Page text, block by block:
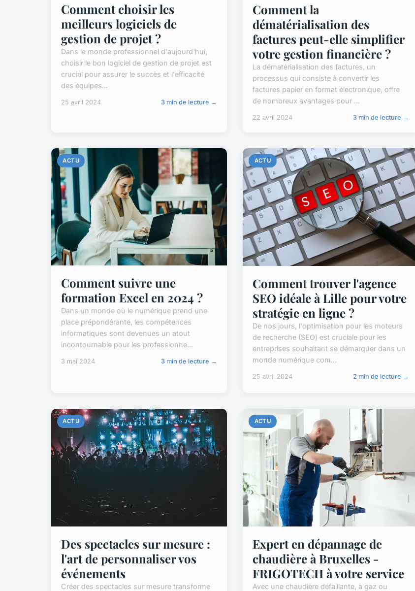
Comment choisir les
meilleurs logiciels de
gestion de projet ?
Dans le monde professionnel d'aujourd'hui,
choisir le bon logiciel de gestion de projet est
crucial pour assurer le succès et l'efficacité
des équipes...
25 avril 2024 3 min de lecture →
Comment la
dématérialisation des
factures peut-elle simplifier
votre gestion financière ?
La dématérialisation des factures, un
processus qui consiste à convertir les
factures papier en format électronique, offre
de nombreux avantages pour ...
22 avril 2024 3 min de lecture →
ACTU
Comment suivre une
formation Excel en 2024 ?
Dans un monde où le numérique prend une
place prépondérante, les compétences
informatiques sont devenues un atout
incontournable pour les professionne...
3 mai 2024 3 min de lecture →
ACTU
Comment trouver l'agence
SEO idéale à Lille pour votre
stratégie en ligne ?
De nos jours, l'optimisation pour les moteurs
de recherche (SEO) est cruciale pour les
entreprises souhaitant se démarquer dans un
monde numérique com...
25 avril 2024 2 min de lecture →
ACTU
Des spectacles sur mesure :
l'art de personnaliser vos
événements
Créer des spectacles sur mesure transforme
ACTU
Expert en dépannage de
chaudière à Bruxelles -
FRIGOTECH à votre service
Avec une chaudière défaillante, à gaz ou